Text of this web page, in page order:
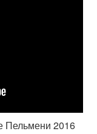
Пельмени 2016